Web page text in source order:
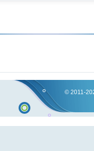
© 2011-